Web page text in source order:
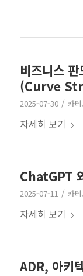
비즈니스
(Curve
2025-07-30 / 카
자세히 보기
ChatGPT
2025-07-11 / 카
자세히 보기
ADR, 아키